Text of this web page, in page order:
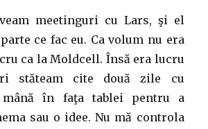
meetinguri cu Lars, şi el
ce fac eu. Ca volum nu era
ca la Moldcell. Însă era lucru
stăteam cite două zile cu
în faţa tablei pentru a
sau o idee. Nu mă controla